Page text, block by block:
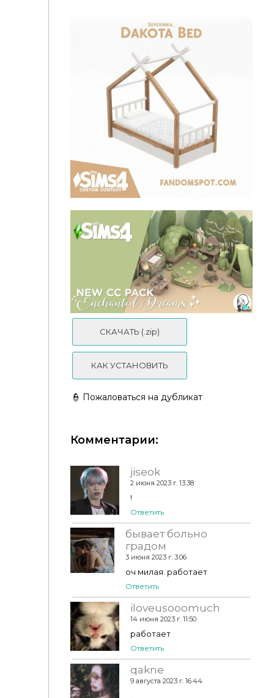
Детская "Infant Room" для Симс 4
Детская кровать "[Severinka] TS4 Dakota
Детская комната "ENCHANTED DREAMS" для Симс
СКАЧАТЬ (.zip)
КАК УСТАНОВИТЬ
👮 Пожаловаться на дубликат
Комментарии:
jiseok
2 июня 2023 г. 13:38
!
Ответить
бывает больно
градом
3 июня 2023 г. 3:06
оч милая. работает
Ответить
iloveusooomuch
14 июня 2023 г. 11:50
работает
Ответить
qakne
9 августа 2023 г. 16:44